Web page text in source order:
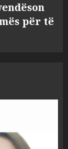
për të